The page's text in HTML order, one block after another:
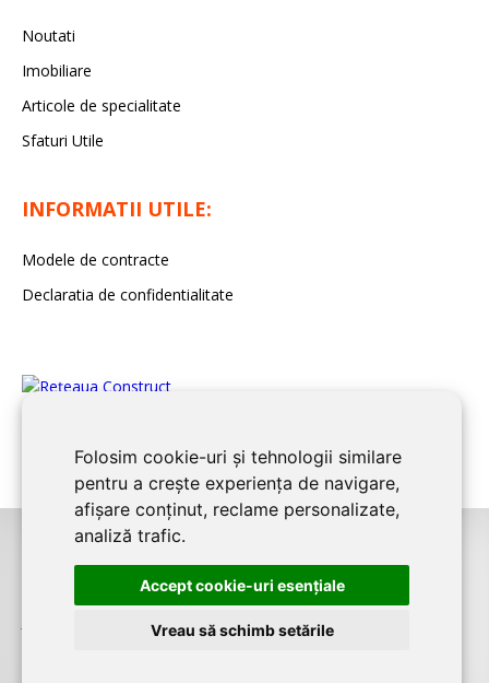
Folosim cookie-uri și tehnologii similare
pentru a crește experiența de navigare,
afișare conținut, reclame personalizate,
analiză trafic.
Accept cookie-uri esenţiale
Vreau să schimb setările
Noutati
Imobiliare
Articole de specialitate
Sfaturi Utile
INFORMATII UTILE:
Modele de contracte
Declaratia de confidentialitate
BUCURESTI CONSTRUCTeste un serviciu de promovare online
pentru firme. Proiect digital dezvoltat deLIVE COMMUNICATIONS SRL
J12/4191/2006, RO19492087